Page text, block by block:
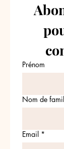
Prénom
Nom de
Email *